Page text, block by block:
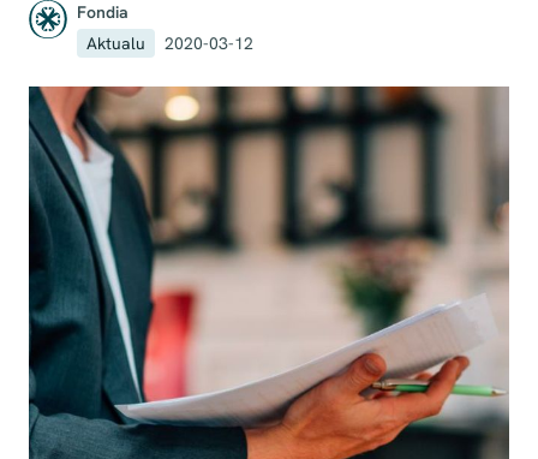
Fondia
Aktualu
2020-03-12